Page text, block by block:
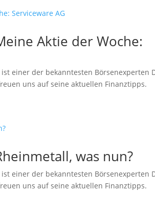
Aktie der Woche:
einer der bekanntesten Börsenexperten
uns auf seine aktuellen Finanztipps.
was nun?
einer der bekanntesten Börsenexperten
uns auf seine aktuellen Finanztipps.